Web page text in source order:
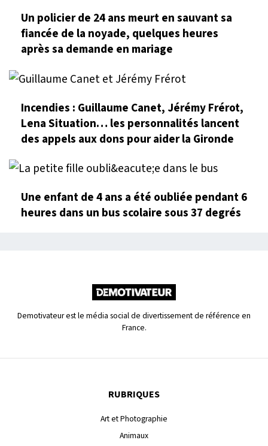
Un policier de 24 ans meurt en sauvant sa
fiancée de la noyade, quelques heures
après sa demande en mariage
Incendies : Guillaume Canet, Jérémy Frérot,
Lena Situation… les personnalités lancent
des appels aux dons pour aider la Gironde
Une enfant de 4 ans a été oubliée pendant 6
heures dans un bus scolaire sous 37 degrés
Demotivateur est le média social de divertissement de référence en
France.
RUBRIQUES
Art et Photographie
Animaux